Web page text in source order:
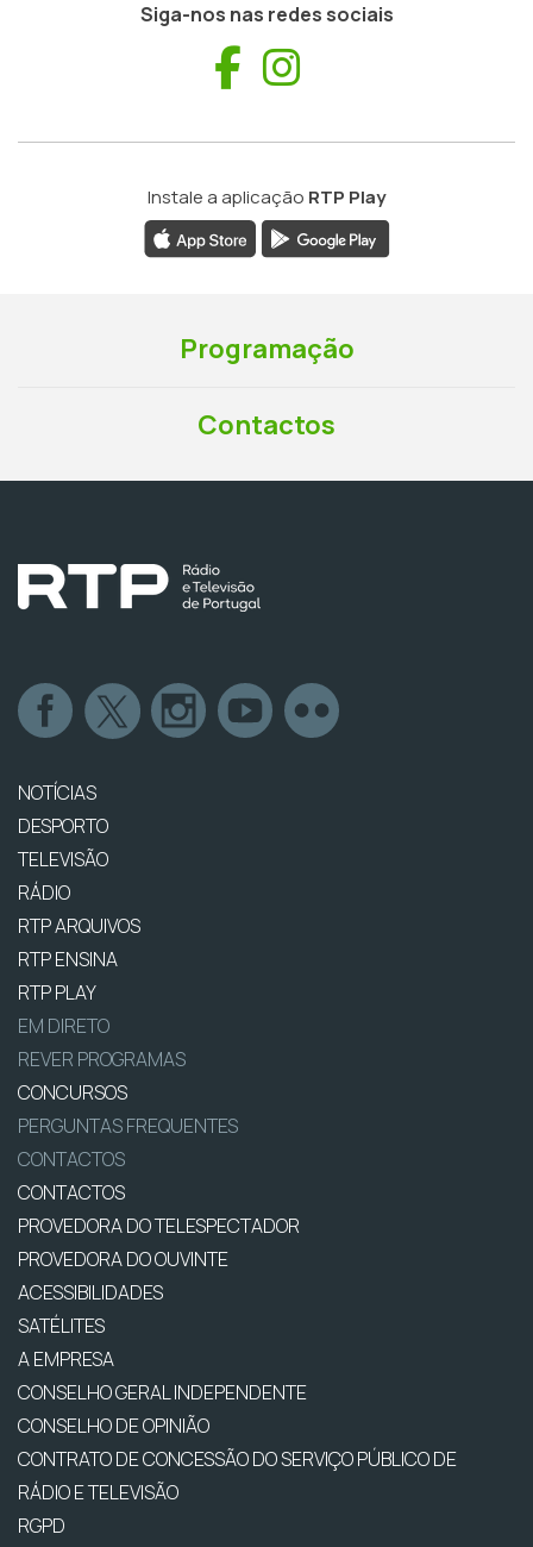
Siga-nos nas redes sociais
Facebook
Instale a aplicação RTP Play
Programação
Contactos
NOTÍCIAS
DESPORTO
TELEVISÃO
RÁDIO
RTP ARQUIVOS
RTP ENSINA
RTP PLAY
EM DIRETO
REVER PROGRAMAS
CONCURSOS
PERGUNTAS FREQUENTES
CONTACTOS
CONTACTOS
PROVEDORA DO TELESPECTADOR
PROVEDORA DO OUVINTE
ACESSIBILIDADES
SATÉLITES
A EMPRESA
CONSELHO GERAL INDEPENDENTE
CONSELHO DE OPINIÃO
CONTRATO DE CONCESSÃO DO SERVIÇO PÚBLICO DE
RÁDIO E TELEVISÃO
RGPD